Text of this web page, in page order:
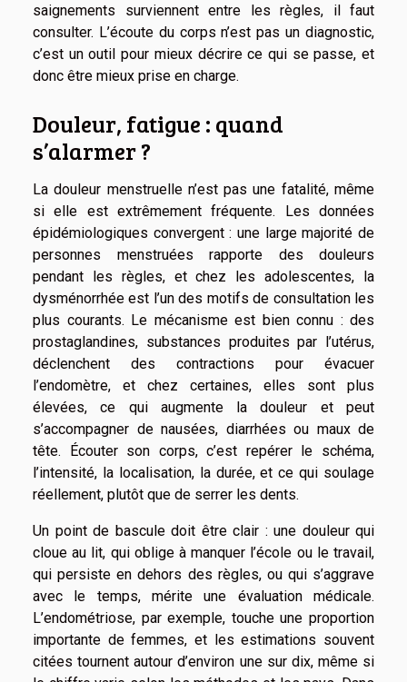
saignements surviennent entre les règles, il faut
consulter. L’écoute du corps n’est pas un diagnostic,
c’est un outil pour mieux décrire ce qui se passe, et
donc être mieux prise en charge.
Douleur, fatigue : quand
s’alarmer ?
La douleur menstruelle n’est pas une fatalité, même
si elle est extrêmement fréquente. Les données
épidémiologiques convergent : une large majorité de
personnes menstruées rapporte des douleurs
pendant les règles, et chez les adolescentes, la
dysménorrhée est l’un des motifs de consultation les
plus courants. Le mécanisme est bien connu : des
prostaglandines, substances produites par l’utérus,
déclenchent des contractions pour évacuer
l’endomètre, et chez certaines, elles sont plus
élevées, ce qui augmente la douleur et peut
s’accompagner de nausées, diarrhées ou maux de
tête. Écouter son corps, c’est repérer le schéma,
l’intensité, la localisation, la durée, et ce qui soulage
réellement, plutôt que de serrer les dents.
Un point de bascule doit être clair : une douleur qui
cloue au lit, qui oblige à manquer l’école ou le travail,
qui persiste en dehors des règles, ou qui s’aggrave
avec le temps, mérite une évaluation médicale.
L’endométriose, par exemple, touche une proportion
importante de femmes, et les estimations souvent
citées tournent autour d’environ une sur dix, même si